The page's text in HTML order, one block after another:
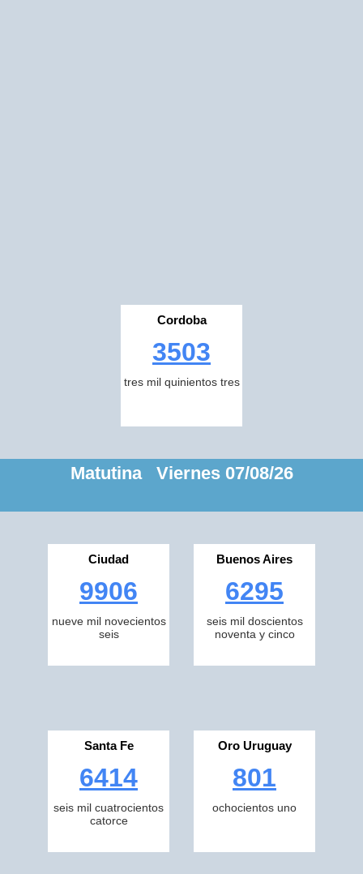
Cordoba
3503
tres mil quinientos tres
Matutina Viernes 07/08/26
Ciudad
9906
nueve mil novecientos
seis
Buenos Aires
6295
seis mil doscientos
noventa y cinco
Santa Fe
6414
seis mil cuatrocientos
catorce
Oro Uruguay
801
ochocientos uno